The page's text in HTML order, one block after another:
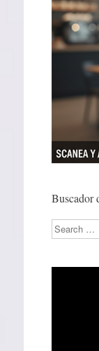
Buscador
Search